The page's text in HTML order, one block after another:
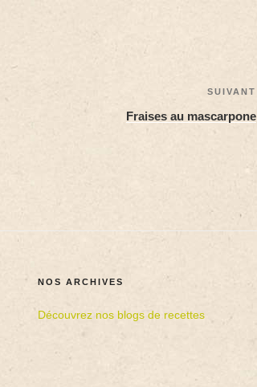
SUIVANT
Fraises au mascarpone
NOS ARCHIVES
Découvrez nos blogs de recettes